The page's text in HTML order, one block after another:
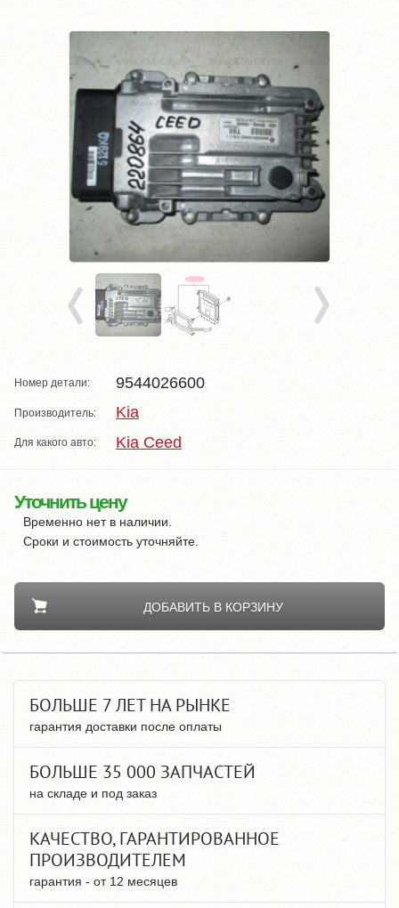
Номер детали: 9544026600
Производитель: Kia
Для какого авто: Kia Ceed
Уточнить цену
Временно нет в наличии.
Сроки и стоимость уточняйте.
ДОБАВИТЬ В КОРЗИНУ
БОЛЬШЕ 7 ЛЕТ НА РЫНКЕ
гарантия доставки после оплаты
БОЛЬШЕ 35 000 ЗАПЧАСТЕЙ
на складе и под заказ
КАЧЕСТВО, ГАРАНТИРОВАННОЕ
ПРОИЗВОДИТЕЛЕМ
гарантия - от 12 месяцев